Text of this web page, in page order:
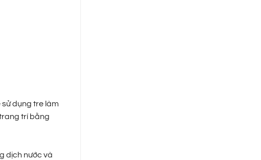
sử dụng tre làm
trí bằng
dịch nước và